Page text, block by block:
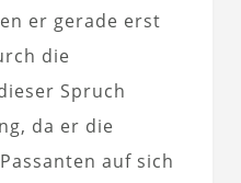
er gerade erst
die
Spruch
da er die
auf sich